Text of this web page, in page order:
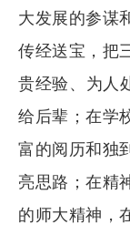
大发展的参谋
传经送宝，把
贵经验、为人
给后辈；在学
富的阅历和独
亮思路；在精
的师大精神，